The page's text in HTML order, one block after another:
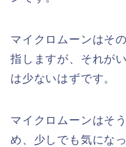
マイクロムーンはそ
指しますが、それが
は少ないはずです。
マイクロムーンはそ
め、少しでも気にな